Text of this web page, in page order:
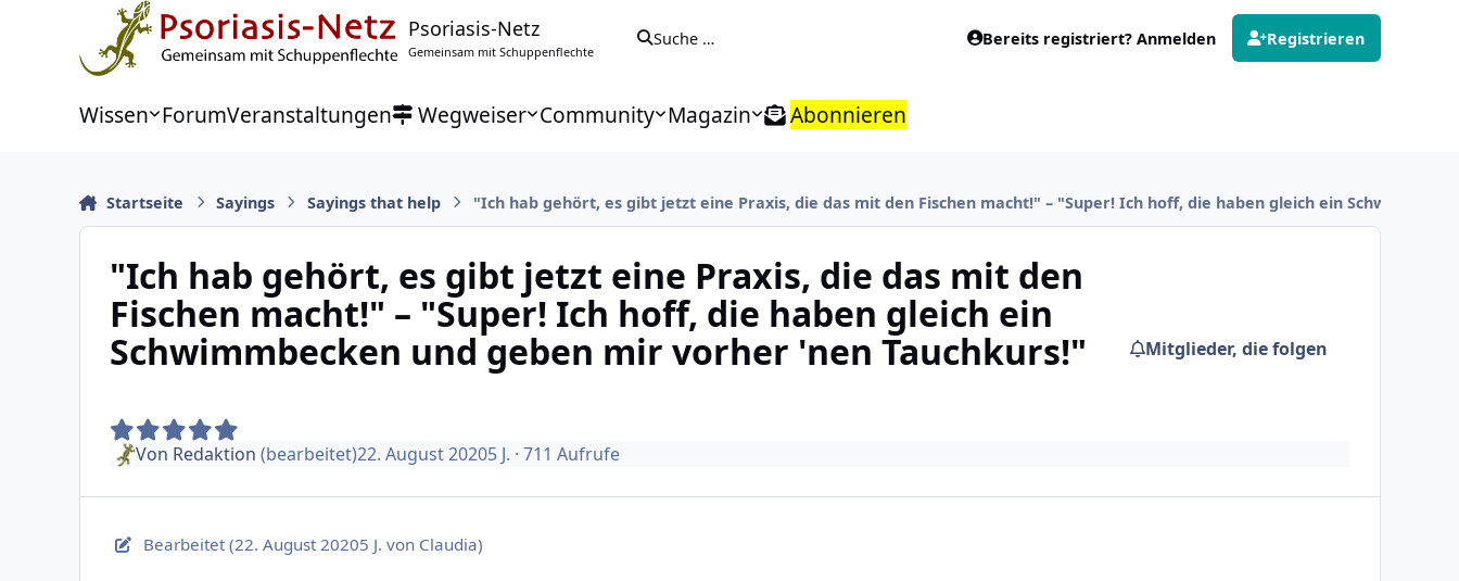
Zu Inhalt springen
Psoriasis-Netz
Gemeinsam mit Schuppenflechte
Suche … Bereits registriert? Anmelden Registrieren
Wissen ForumVeranstaltungen Wegweiser Community Magazin Abonnieren
Startseite Sayings Sayings that help "Ich hab gehört, es gibt jetzt eine Praxis, die das mit den Fischen macht!" – "Super! Ich hoff, die haben gleich ein
"Ich hab gehört, es gibt jetzt eine Praxis, die das mit den
Fischen macht!" – "Super! Ich hoff, die haben gleich ein
Schwimmbecken und geben mir vorher 'nen Tauchkurs!"
Mitglieder, die folgen
Von Redaktion (bearbeitet)22. August 20205 J. · 711 Aufrufe
Bearbeitet (22. August 20205 J. von Claudia)